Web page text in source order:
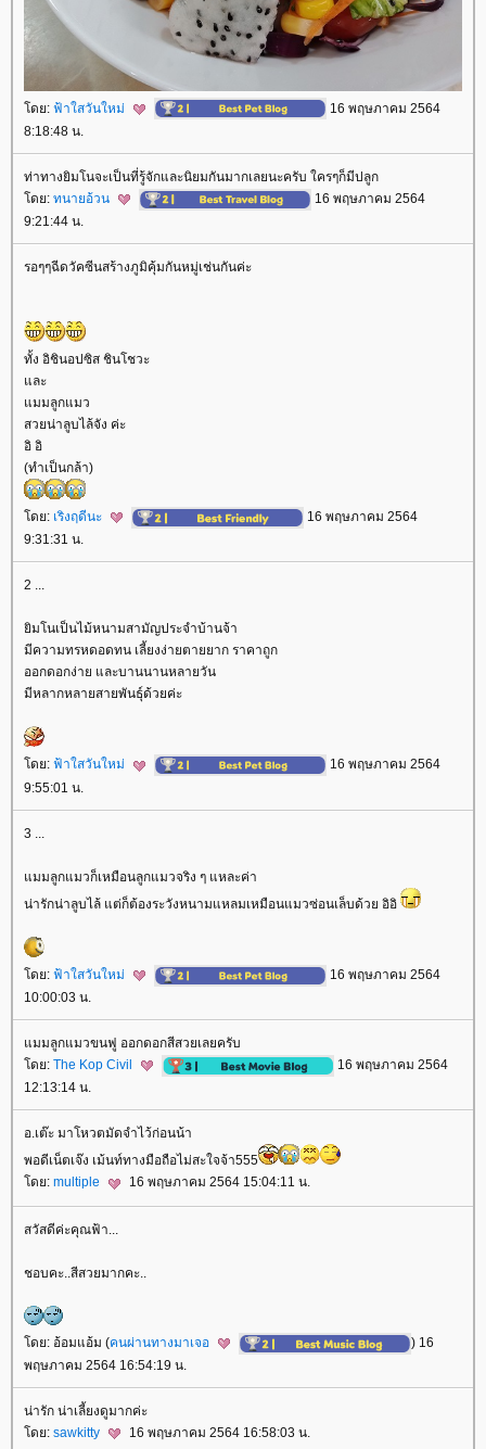
ดย: ฟ้าใสวันใหม่
16 พฤษภาคม 2564
8:18:48 น.
ท่าทางยิมโนจะเป็นที่รู้จักและนิยมกันมากเลยนะครับ ใครๆก็มีปลูก
ดย: ทนายอ้วน
16 พฤษภาคม 2564
9:21:44 น.
รอๆๆฉีดวัคซีนสร้างภูมิคุ้มกันหมู่เช่นกันค่ะ
ทั้ง อิชินอปซิส ชินโชวะ
ละ
มมลูกแมว
สวยน่าลูบไล้จัง ค่ะ
อิ อิ
(ทำเป็นกล้า)
ดย: เริงฤดีนะ
16 พฤษภาคม 2564
9:31:31 น.
2 ...
ิมโนเป็นไม้หนามสามัญประจำบ้านจ้า
มีความทรหดอดทน เลี้ยงง่ายตายยาก ราคาถูก
ออกดอกง่าย และบานนานหลายวัน
มีหลากหลายสายพันธุ์ด้วยค่ะ
ดย: ฟ้าใสวันใหม่
16 พฤษภาคม 2564
9:55:01 น.
3 ...
มมลูกแมวก็เหมือนลูกแมวจริง ๆ แหละค่า
น่ารักน่าลูบไล้ แต่ก็ต้องระวังหนามแหลมเหมือนแมวซ่อนเล็บด้วย อิอิ
ดย: ฟ้าใสวันใหม่
16 พฤษภาคม 2564
10:00:03 น.
มมลูกแมวขนฟู ออกดอกสีสวยเลยครับ
ดย: The Kop Civil
16 พฤษภาคม 2564
12:13:14 น.
อ.เต๊ะ มาโหวตมัดจำไว้ก่อนน้า
พอดีเน็ตเจ๊ง เม้นท์ทางมือถือไม่สะใจจ้า555
ดย: multiple 16 พฤษภาคม 2564 15:04:11 น.
สวัสดีค่ะคุณฟ้า...
ชอบคะ..สีสวยมากคะ..
ดย: อ้อมแอ้ม (คนผ่านทางมาเจอ
) 16
พฤษภาคม 2564 16:54:19 น.
น่ารัก น่าเลี้ยงดูมากค่ะ
ดย: sawkitty 16 พฤษภาคม 2564 16:58:03 น.